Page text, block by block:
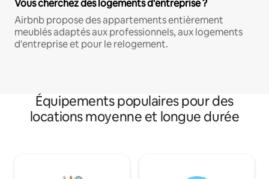
Vous cherchez des logements d'entreprise ?
Airbnb propose des appartements entièrement
meublés adaptés aux professionnels, aux logements
d'entreprise et pour le relogement.
Équipements populaires pour des
locations moyenne et longue durée